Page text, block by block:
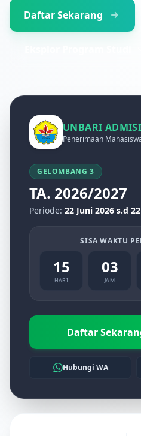
Daftar Sekarang
UNBARI ADMISI
Penerimaan
GELOMBANG 3
TA. 2026/2027
Periode: 22 Juni 2026 s.d
SISA WAKTU
15
HARI
03
JAM
Daftar
Hubungi WA